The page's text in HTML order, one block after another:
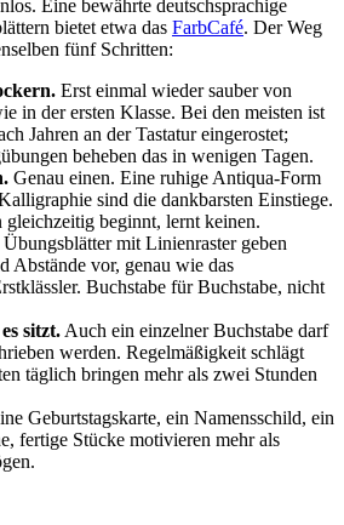
Eine bewährte deutschsprachige
bietet etwa das FarbCafé. Der Weg
fünf Schritten:
Erst einmal wieder sauber von
in der ersten Klasse. Bei den meisten ist
Jahren an der Tastatur eingerostet;
beheben das in wenigen Tagen.
Genau einen. Eine ruhige Antiqua-Form
sind die dankbarsten Einstiege.
beginnt, lernt keinen.
Übungsblätter mit Linienraster geben
Abstände vor, genau wie das
Buchstabe für Buchstabe, nicht
sitzt. Auch ein einzelner Buchstabe darf
werden. Regelmäßigkeit schlägt
täglich bringen mehr als zwei Stunden
Geburtstagskarte, ein Namensschild, ein
fertige Stücke motivieren mehr als